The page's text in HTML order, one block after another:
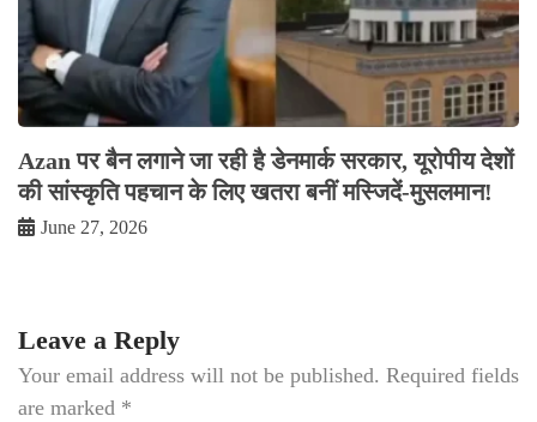
Azan पर बैन लगाने जा रही है डेनमार्क सरकार, यूरोपीय देशों
की सांस्कृति पहचान के लिए खतरा बनीं मस्जिदें-मुसलमान!
June 27, 2026
Leave a Reply
Your email address will not be published. Required fields
are marked *